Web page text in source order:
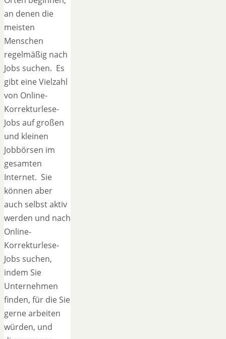
an denen die
meisten
Menschen
regelmäßig nach
Jobs suchen. Es
gibt eine Vielzahl
von Online-
Korrekturlese-
Jobs auf großen
und kleinen
Jobbörsen im
gesamten
Internet. Sie
können aber
auch selbst aktiv
werden und nach
Online-
Korrekturlese-
Jobs suchen,
indem Sie
Unternehmen
finden, für die Sie
gerne arbeiten
würden, und